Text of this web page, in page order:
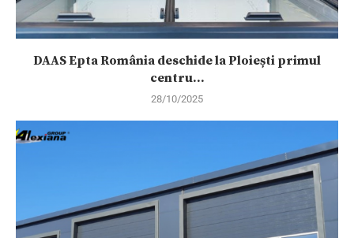
DAAS Epta România deschide la Ploiești primul
centru...
28/10/2025